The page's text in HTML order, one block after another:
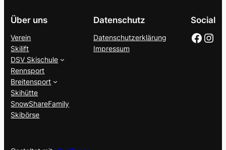
Über uns
Verein
Skilift
DSV Skischule
Rennsport
Breitensport
Skihütte
SnowShareFamily
Skibörse
Datenschutz
Datenschutzerklärung
Impressum
Social
Facebook https://www.instagram.com/wsv_ebingen_/